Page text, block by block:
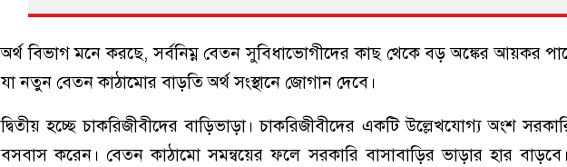
অর্থ বিভাগ মনে করছে, সর্বনিম্ন বেতন সুবিধাভোগীদের কাছ থেকে বড় অঙ্কের আয়কর
যা নতুন বেতন কাঠামোর বাড়তি অর্থ সংস্থানে জোগান দেবে।
দ্বিতীয় হচ্ছে চাকরিজীবীদের বাড়িভাড়া। চাকরিজীবীদের একটি উল্লেখযোগ্য অংশ
বসবাস করেন। বেতন কাঠামো সমন্বয়ের ফলে সরকারি বাসাবাড়ির ভাড়ার হার